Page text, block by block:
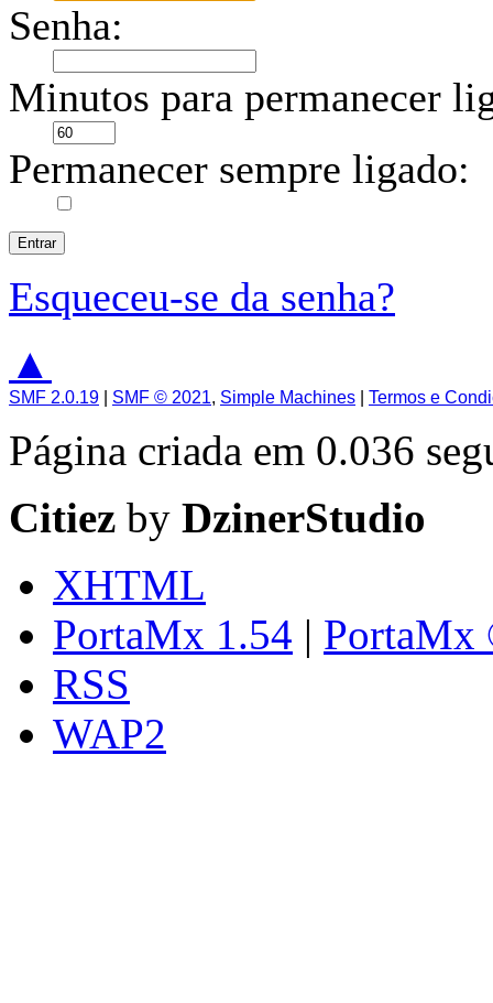
Senha:
Minutos para permanecer
Permanecer sempre ligado:
Esqueceu-se da senha?
▲
SMF 2.0.19 SMF © 2021, Simple Machines Termos e
Página criada em 0.036
Citiez by DzinerStudio
XHTML
PortaMx 1.54 | PortaMx
RSS
WAP2